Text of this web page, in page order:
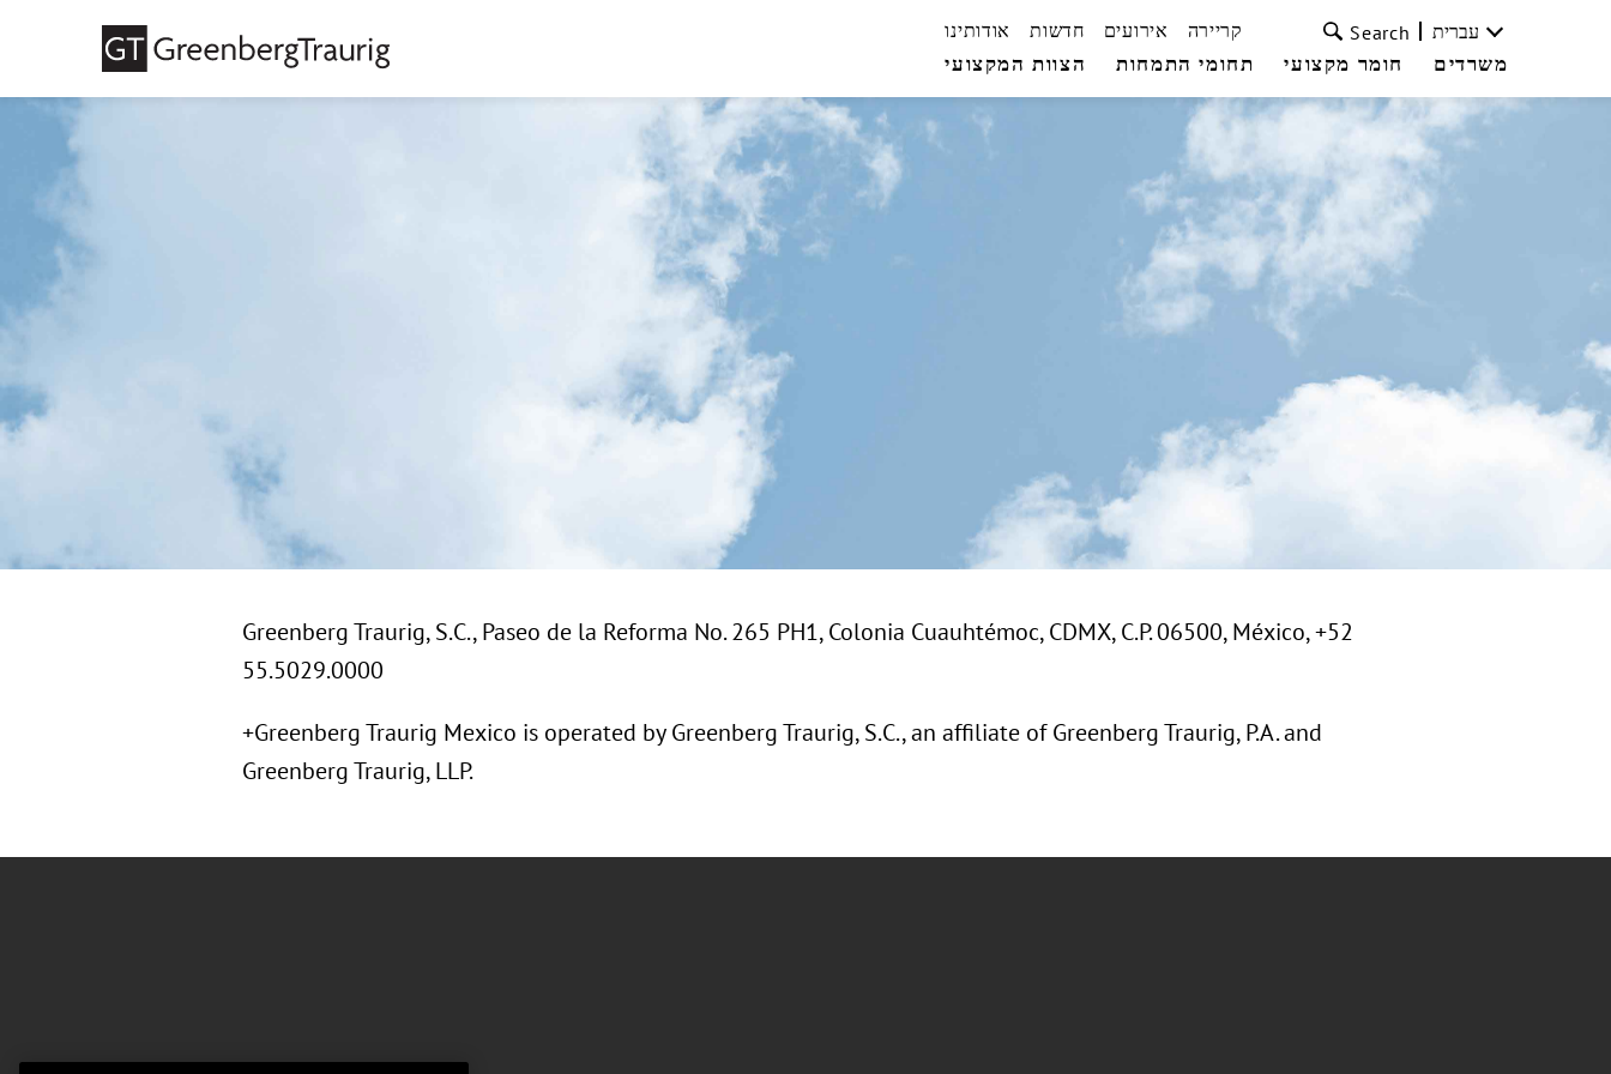
הצוות המקצועי תחומי התמחות חומר מקצועי משרדים
אודותינו חדשות אירועים קריירה Search עברית
Greenberg Traurig, S.C., Paseo de la Reforma No. 265 PH1, Colonia Cuauhtémoc, CDMX, C.P. 06500, México, +52
55.5029.0000
+Greenberg Traurig Mexico is operated by Greenberg Traurig, S.C., an affiliate of Greenberg Traurig, P.A. and
Greenberg Traurig, LLP.